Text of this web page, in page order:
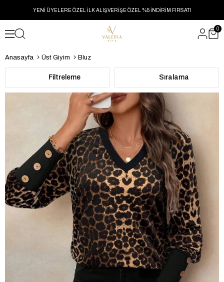
YENİ ÜYELERE ÖZEL İLK ALIŞVERİŞE ÖZEL %5 İNDİRİM FIRSATI
0
Anasayfa Üst Giyim Bluz
Filtreleme Sıralama